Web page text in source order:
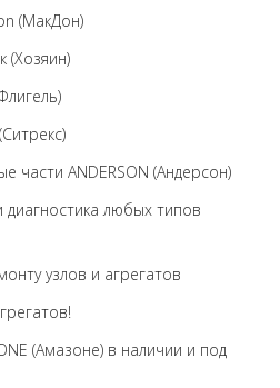
(МакДон)
(Хозяин)
части ANDERSON (Андерсон)
любых типов
узлов и агрегатов
(Амазоне) в наличии и под